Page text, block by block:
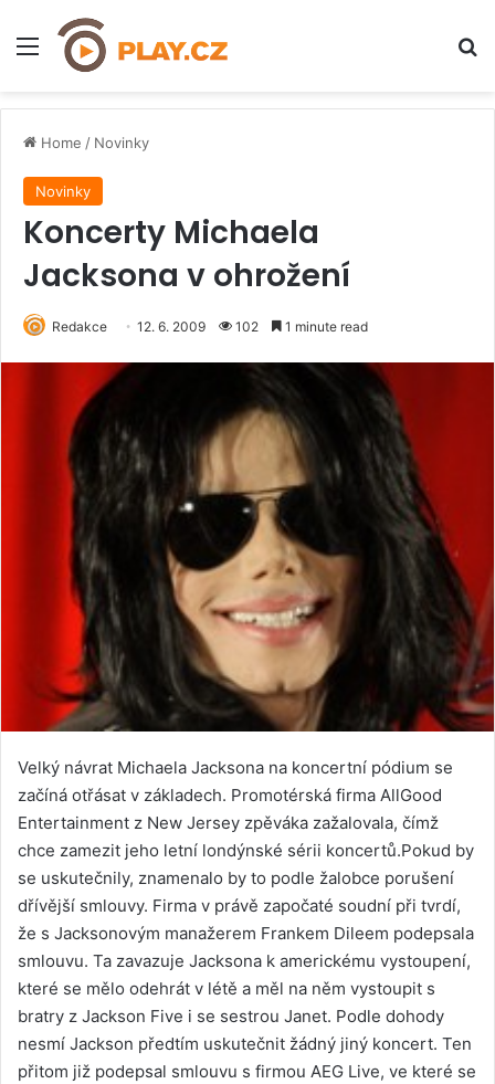
Menu
Home / Novinky
Novinky
Koncerty Michaela
Jacksona v ohrožení
Redakce 12. 6. 2009 102 1 minute read
Velký návrat Michaela Jacksona na koncertní pódium se
začíná otřásat v základech. Promotérská firma AllGood
Entertainment z New Jersey zpěváka zažalovala, čímž
chce zamezit jeho letní londýnské sérii koncertů.Pokud by
se uskutečnily, znamenalo by to podle žalobce porušení
dřívější smlouvy. Firma v právě započaté soudní při tvrdí,
že s Jacksonovým manažerem Frankem Dileem podepsala
smlouvu. Ta zavazuje Jacksona k americkému vystoupení,
které se mělo odehrát v létě a měl na něm vystoupit s
bratry z Jackson Five i se sestrou Janet. Podle dohody
nesmí Jackson předtím uskutečnit žádný jiný koncert. Ten
přitom již podepsal smlouvu s firmou AEG Live, ve které se